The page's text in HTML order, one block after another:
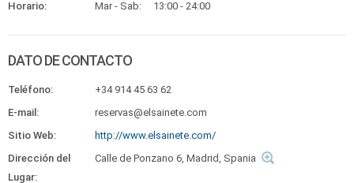
Horario:
Mar - Sab: 13:00 - 24:00
DATO DE CONTACTO
Teléfono:
+34 914 45 63 62
E-mail:
reservas@elsainete.com
Sitio Web:
http://www.elsainete.com/
Dirección del
Lugar:
Calle de Ponzano 6, Madrid, Spania